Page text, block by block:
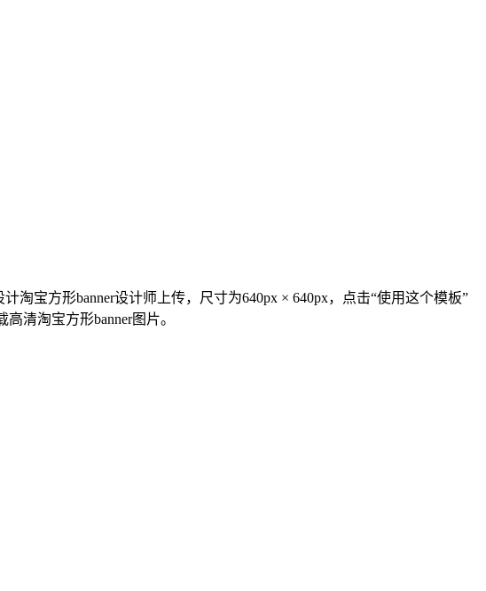
淘宝方形banner设计师上传，尺寸为640px × 640px，点击“使用这个模板”
清淘宝方形banner图片。